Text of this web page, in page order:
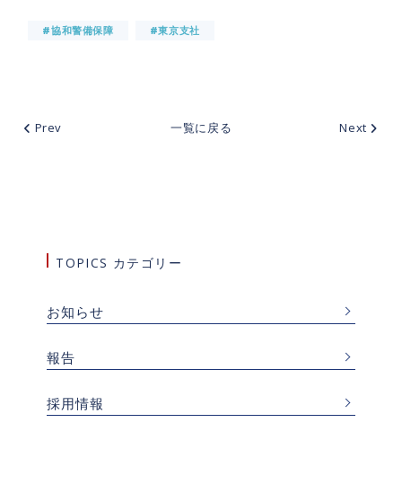
TOPICS カテゴリー
お知らせ
報告
採用情報
#協和警備保障 #東京支社
Prev 一覧に戻る Next